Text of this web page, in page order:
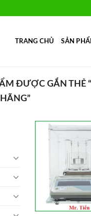
TRANG CHỦ SẢN
ĐƯỢC GẮN THẺ